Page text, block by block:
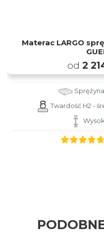
Materac LARGO
od 2
Twardość H2 -